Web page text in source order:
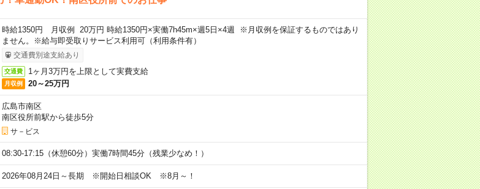
時給1350円 月収例 20万円 時給1350円×実働7h45m×週5日×4週 ※月収例を保証するものではあり
ません。※給与即受取りサービス利用可（利用条件有）
交通費別途支給あり
交通費 1ヶ月3万円を上限として実費支給
月収例 20～25万円
広島市南区
南区役所前駅から徒歩5分
サ－ビス
08:30-17:15（休憩60分）実働7時間45分（残業少なめ！）
2026年08月24日～長期 ※開始日相談OK ※8月～！